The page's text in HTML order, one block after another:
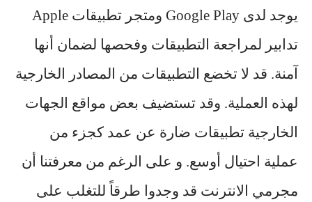
يوجد لدى Google Play ومتجر تطبيقات Apple
تدابير لمراجعة التطبيقات وفحصها لضمان أنها
آمنة. قد لا تخضع التطبيقات من المصادر الخارجية
لهذه العملية. وقد تستضيف بعض مواقع الجهات
الخارجية تطبيقات ضارة عن عمد كجزء من
عملية احتيال أوسع. و على الرغم من معرفتنا أن
مجرمي الانترنت قد وجدوا طرقاً للتغلب على